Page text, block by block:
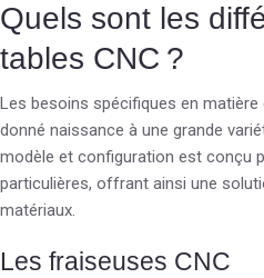
Quels sont les
tables CNC ?
Les besoins spécifiques en
donné naissance à une grande
modèle et configuration est conçu
particulières, offrant ainsi une
matériaux.
Les fraiseuses CNC